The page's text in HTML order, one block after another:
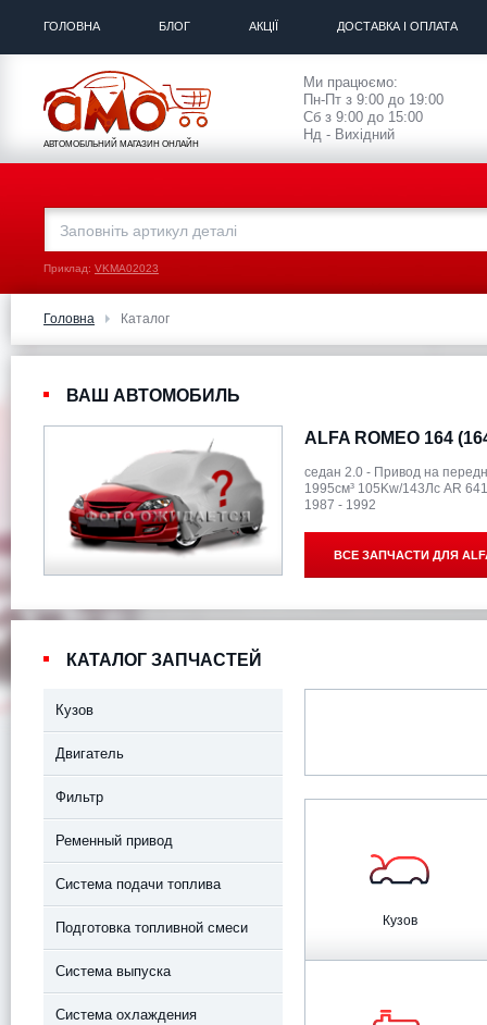
ГОЛОВНА БЛОГ АКЦІЇ ДОСТАВКА І ОПЛАТА
АВТОМОБІЛЬНИЙ МАГАЗИН ОНЛАЙН
Ми працюємо:
Пн-Пт з 9:00 до 19:00
Сб з 9:00 до 15:00
Нд - Вихідний
Приклад: VKMA02023
Головна Каталог
ВАШ АВТОМОБИЛЬ
ALFA ROMEO 164
седан 2.0 - Привод на
1995см³ 105Kw/143Лс AR
1987 - 1992
ВСЕ ЗАПЧАСТИ ДЛЯ
КАТАЛОГ ЗАПЧАСТЕЙ
Кузов
Двигатель
Фильтр
Ременный привод
Система подачи топлива
Подготовка топливной смеси
Система выпуска
Система охлаждения
Кузов